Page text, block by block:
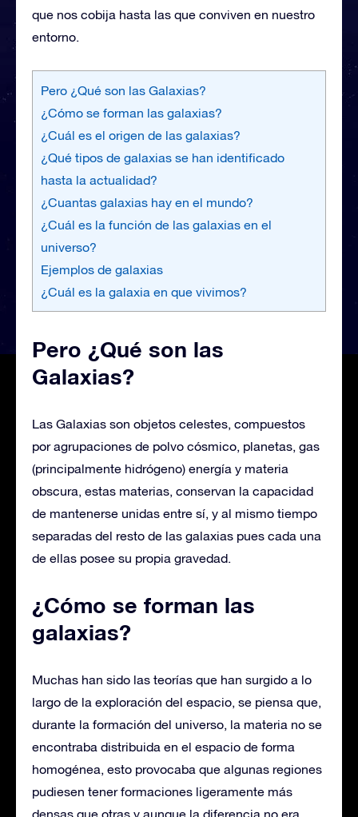
que nos cobija hasta las que conviven en nuestro
entorno.
Pero ¿Qué son las Galaxias?
¿Cómo se forman las galaxias?
¿Cuál es el origen de las galaxias?
¿Qué tipos de galaxias se han identificado
hasta la actualidad?
¿Cuantas galaxias hay en el mundo?
¿Cuál es la función de las galaxias en el
universo?
Ejemplos de galaxias
¿Cuál es la galaxia en que vivimos?
Pero ¿Qué son las
Galaxias?
Las Galaxias son objetos celestes, compuestos
por agrupaciones de polvo cósmico, planetas, gas
(principalmente hidrógeno) energía y materia
obscura, estas materias, conservan la capacidad
de mantenerse unidas entre sí, y al mismo tiempo
separadas del resto de las galaxias pues cada una
de ellas posee su propia gravedad.
¿Cómo se forman las
galaxias?
Muchas han sido las teorías que han surgido a lo
largo de la exploración del espacio, se piensa que,
durante la formación del universo, la materia no se
encontraba distribuida en el espacio de forma
homogénea, esto provocaba que algunas regiones
pudiesen tener formaciones ligeramente más
densas que otras y aunque la diferencia no era